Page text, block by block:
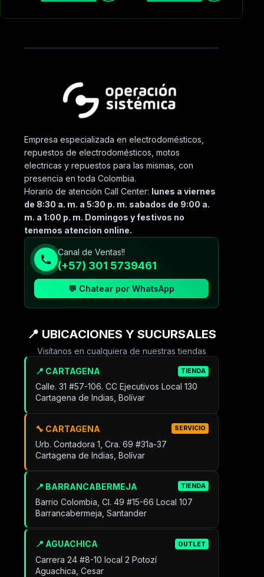
Empresa especializada en electrodomésticos,
repuestos de electrodomésticos, motos
electricas y repuestos para las mismas, con
presencia en toda Colombia.
Horario de atención Call Center: lunes a viernes
de 8:30 a. m. a 5:30 p. m. sabados de 9:00 a.
m. a 1:00 p. m. Domingos y festivos no
tenemos atencion online.
Canal de Ventas!!
(+57) 301 5739461
💬 Chatear por WhatsApp
📍 UBICACIONES Y SUCURSALES
Visítanos en cualquiera de nuestras tiendas
📍 CARTAGENA TIENDA
Calle. 31 #57-106. CC Ejecutivos Local 130
Cartagena de Indias, Bolívar
🔧 CARTAGENA SERVICIO
Urb. Contadora 1, Cra. 69 #31a-37
Cartagena de Indias, Bolívar
📍 BARRANCABERMEJA TIENDA
Barrio Colombia, Cl. 49 #15-66 Local 107
Barrancabermeja, Santander
📍 AGUACHICA OUTLET
Carrera 24 #8-10 local 2 Potozí
Aguachica, Cesar